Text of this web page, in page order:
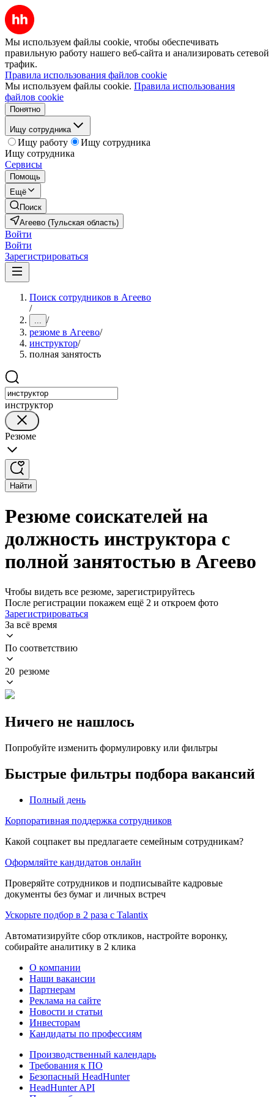
Мы используем файлы cookie, чтобы обеспечивать
правильную работу нашего веб-сайта и анализировать сетевой
трафик.
Правила использования файлов cookie
Мы используем файлы cookie. Правила использования
файлов cookie
Понятно
Ищу сотрудника
Ищу работу
Ищу сотрудника
Ищу сотрудника
Сервисы
Помощь
Ещё
Поиск
Агеево (Тульская область)
Войти
Войти
Зарегистрироваться
Поиск сотрудников в Агеево
/
... /
резюме в Агеево/
инструктор/
полная занятость
инструктор
Резюме
Найти
Резюме соискателей на
должность инструктора с
полной занятостью в Агеево
Чтобы видеть все резюме, зарегистрируйтесь
После регистрации покажем ещё 2 и откроем фото
Зарегистрироваться
За всё время
По соответствию
20 резюме
Ничего не нашлось
Попробуйте изменить формулировку или фильтры
Быстрые фильтры подбора вакансий
Полный день
Корпоративная поддержка сотрудников
Какой соцпакет вы предлагаете семейным сотрудникам?
Оформляйте кандидатов онлайн
Проверяйте сотрудников и подписывайте кадровые
документы без бумаг и личных встреч
Ускорьте подбор в 2 раза с Talantix
Автоматизируйте сбор откликов, настройте воронку,
собирайте аналитику в 2 клика
О компании
Наши вакансии
Партнерам
Реклама на сайте
Новости и статьи
Инвесторам
Кандидаты по профессиям
Производственный календарь
Требования к ПО
Безопасный HeadHunter
HeadHunter API